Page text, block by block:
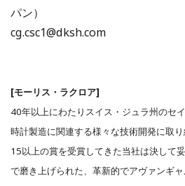
パン）
cg.csc1@dksh.com
[モーリス・ラクロア]
40年以上にわたりスイス・ジュラ州のセ
時計製造に関連する様々な技術開発に取
15以上の賞を受賞してきた当社は決して
で磨き上げられた、革新的でアヴァンギ